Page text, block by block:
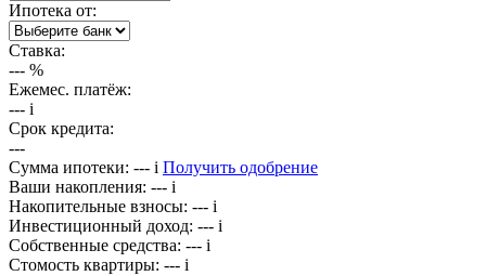
Ипотека от:
Ставка:
--- %
Ежемес. платёж:
--- i
Срок кредита:
---
Сумма ипотеки: --- i Получить одобрение
Ваши накопления: --- i
Накопительные взносы: --- i
Инвестиционный доход: --- i
Собственные средства: --- i
Стомость квартиры: --- i